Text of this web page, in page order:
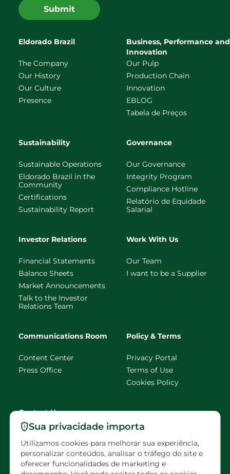
Sua privacidade importa
Utilizamos cookies para melhorar sua experiência,
personalizar conteúdos, analisar o tráfego do site e
oferecer funcionalidades de marketing e
Submit
Eldorado Brazil
The Company
Our History
Our Culture
Presence
Business, Performance and
Innovation
Our Pulp
Production Chain
Innovation
EBLOG
Tabela de Preços
Sustainability
Sustainable Operations
Eldorado Brazil in the
Community
Certifications
Sustainability Report
Governance
Our Governance
Integrity Program
Compliance Hotline
Relatório de Equidade
Salarial
Investor Relations
Financial Statements
Balance Sheets
Market Announcements
Talk to the Investor
Relations Team
Work With Us
Our Team
I want to be a Supplier
Communications Room
Content Center
Press Office
Policy & Terms
Privacy Portal
Terms of Use
Cookies Policy
Contact Us
faleconosco@eldorado
brasil.com.br